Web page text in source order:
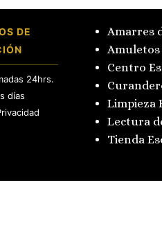
DE
24hrs.
días
Amarres
Amuletos
Centro
Limpieza
Lectura
Tienda